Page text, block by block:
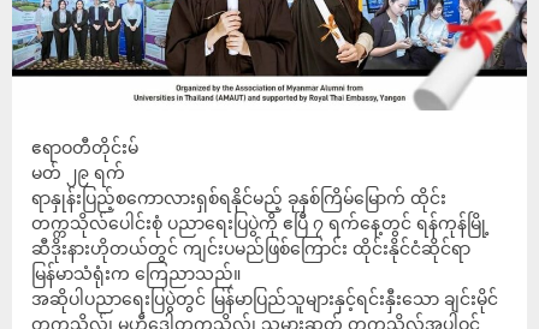
ဧရာဝတီတိုင်းမ်
မတ် ၂၉ ရက်
ရာနှုန်းပြည့်စကောလားရှစ်ရနိုင်မည့် ခုနှစ်ကြိမ်မြောက် ထိုင်း
တက္ကသိုလ်ပေါင်းစုံ ပညာရေးပြပွဲကို ဧပြီ ၇ ရက်နေ့တွင် ရန်ကုန်မြို့
ဆီဒိုးနားဟိုတယ်တွင် ကျင်းပမည်ဖြစ်ကြောင်း ထိုင်းနိုင်ငံဆိုင်ရာ
မြန်မာသံရုံးက ကြေညာသည်။
အဆိုပါပညာရေးပြပွဲတွင် မြန်မာပြည်သူများနှင့်ရင်းနှီးသော ချင်းမိုင်
တက္ကသိုလ်၊ မဟီဒေါတက္ကသိုလ်၊ သမားဆတ် တက္ကသိုလ်အပါဝင်